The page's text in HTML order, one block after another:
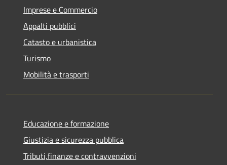
Imprese e Commercio
Appalti pubblici
Catasto e urbanistica
Turismo
Mobilità e trasporti
Educazione e formazione
Giustizia e sicurezza pubblica
Tributi,finanze e contravvenzioni